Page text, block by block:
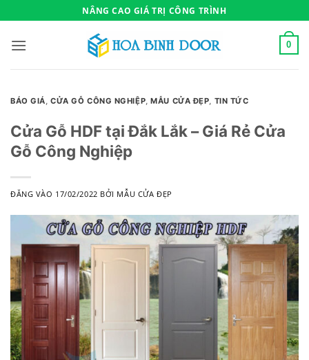
qua
nội
NÂNG CAO GIÁ TRỊ CÔNG TRÌNH
0
BÁO GIÁ,CỬA GỖ CÔNG NGHIỆP,MẪU CỬA ĐẸP, TIN TỨC
Cửa Gỗ HDF tại Đắk Lắk – Giá Rẻ Cửa
Gỗ Công Nghiệp
ĐĂNG VÀO 17/02/2022 BỞI MẪU CỬA ĐẸP